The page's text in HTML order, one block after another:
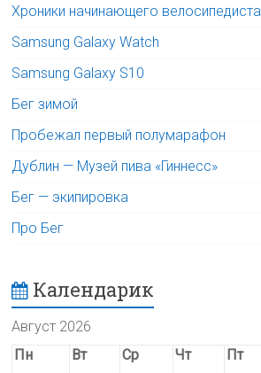
Хроники начинающего велосипедиста
Samsung Galaxy Watch
Samsung Galaxy S10
Бег зимой
Пробежал первый полумарафон
Дублин — Музей пива «Гиннесс»
Бег — экипировка
Про Бег
Календарик
Август 2026
Пн
Вт Ср Чт Пт